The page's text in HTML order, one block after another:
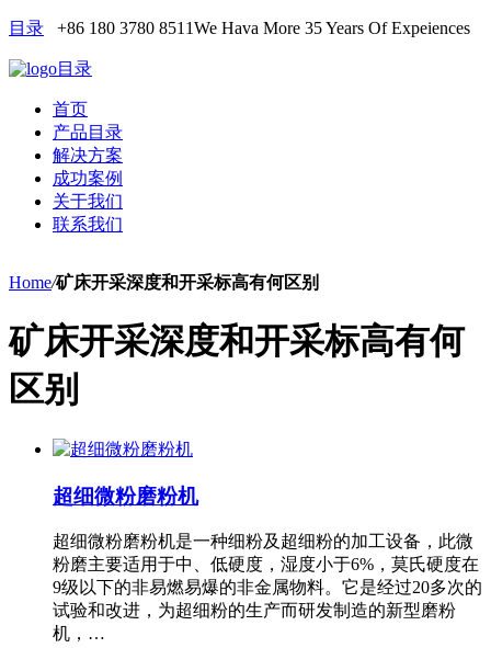
目录 +86 180 3780 8511We Hava More 35 Years Of Expeiences
目录
首页
产品目录
解决方案
成功案例
关于我们
联系我们
Home/矿床开采深度和开采标高有何区别
矿床开采深度和开采标高有何
区别
超细微粉磨粉机
超细微粉磨粉机是一种细粉及超细粉的加工设备，此微
粉磨主要适用于中、低硬度，湿度小于6%，莫氏硬度在
9级以下的非易燃易爆的非金属物料。它是经过20多次的
试验和改进，为超细粉的生产而研发制造的新型磨粉
机，…